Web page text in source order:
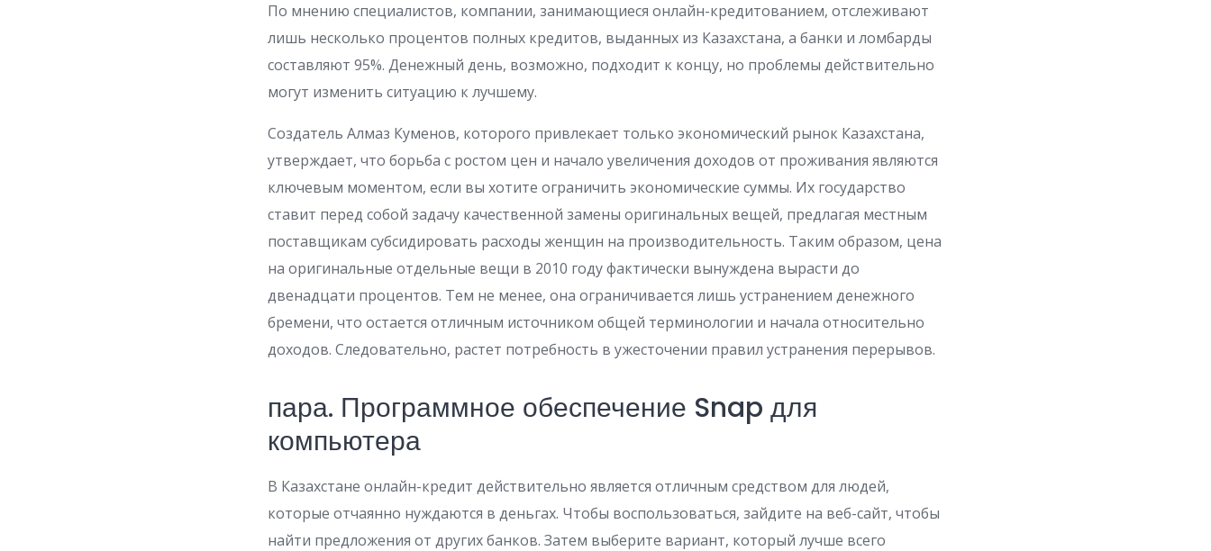
По мнению специалистов, компании, занимающиеся онлайн-кредитованием, отслеживают
лишь несколько процентов полных кредитов, выданных из Казахстана, а банки и ломбарды
составляют 95%. Денежный день, возможно, подходит к концу, но проблемы действительно
могут изменить ситуацию к лучшему.
Создатель Алмаз Куменов, которого привлекает только экономический рынок Казахстана,
утверждает, что борьба с ростом цен и начало увеличения доходов от проживания являются
ключевым моментом, если вы хотите ограничить экономические суммы. Их государство
ставит перед собой задачу качественной замены оригинальных вещей, предлагая местным
поставщикам субсидировать расходы женщин на производительность. Таким образом, цена
на оригинальные отдельные вещи в 2010 году фактически вынуждена вырасти до
двенадцати процентов. Тем не менее, она ограничивается лишь устранением денежного
бремени, что остается отличным источником общей терминологии и начала относительно
доходов. Следовательно, растет потребность в ужесточении правил устранения перерывов.
пара. Программное обеспечение Snap для
компьютера
В Казахстане онлайн-кредит действительно является отличным средством для людей,
которые отчаянно нуждаются в деньгах. Чтобы воспользоваться, зайдите на веб-сайт, чтобы
найти предложения от других банков. Затем выберите вариант, который лучше всего